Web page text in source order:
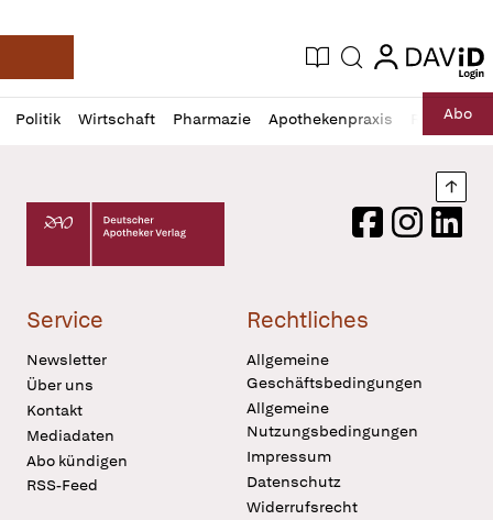
Deutsche Apotheker Zeitung
Aktuelle Ausgabe
Suche login
login
Politik Wirtschaft Pharmazie Apothekenpraxis RechtAbo
Profil
öffnen
Daz
Pur
Deutscher Apotheker Verlag Logo
FacebookInstagram
Service
Newsletter
Über uns
Kontakt
Mediadaten
Abo kündigen
RSS-Feed
Rechtliches
Allgemeine
Geschäftsbedingungen
Allgemeine
Nutzungsbedingungen
Impressum
Datenschutz
Widerrufsrecht